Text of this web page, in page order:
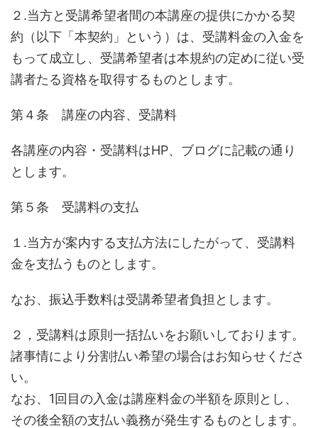
２.当方と受講希望者間の本講座の提供にかかる契
約（以下「本契約」という）は、受講料金の入金を
もって成立し、受講希望者は本規約の定めに従い受
講者たる資格を取得するものとします。
第４条 講座の内容、受講料
各講座の内容・受講料はHP、ブログに記載の通り
とします。
第５条 受講料の支払
１.当方が案内する支払方法にしたがって、受講料
金を支払うものとします。
なお、振込手数料は受講希望者負担とします。
２，受講料は原則一括払いをお願いしております。
諸事情により分割払い希望の場合はお知らせくださ
い。
なお、1回目の入金は講座料金の半額を原則とし、
その後全額の支払い義務が発生するものとします。